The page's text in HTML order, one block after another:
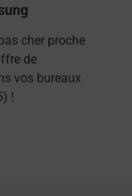
cher proche
de
vos bureaux
!